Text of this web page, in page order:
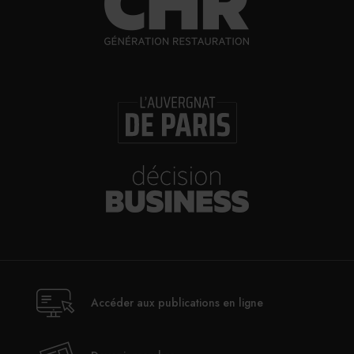
Marine Bouric. Et si les traditionnelles viennoiseries et
pâtisseries françaises comme le croissant, le pain au
cœur des Français. En matière de douceurs, ces derniers
lorgnent également du côté de l’Outre-Atlantique.
Accéder aux publications en ligne